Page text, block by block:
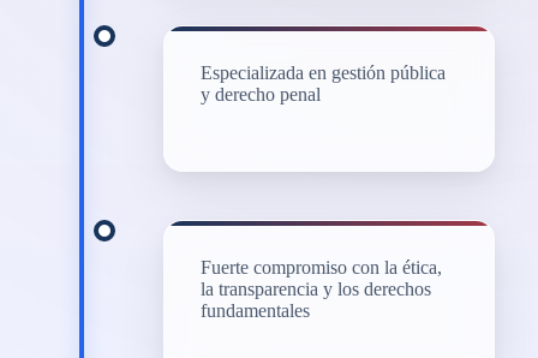
Especializada en gestión pública
y derecho penal
Fuerte compromiso con la ética,
la transparencia y los derechos
fundamentales